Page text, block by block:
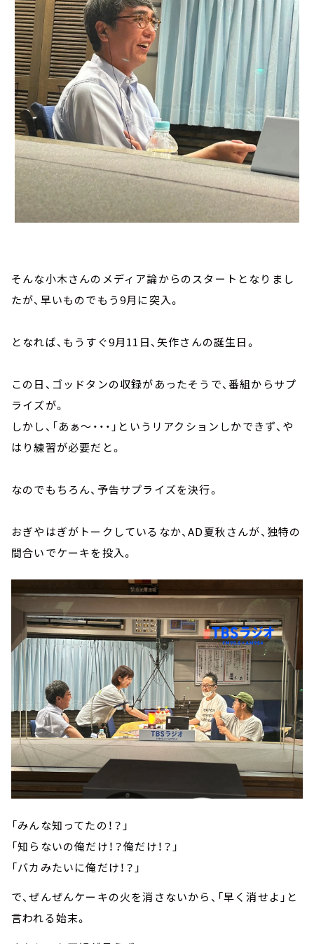
そんな小木さんのメディア論からのスタートとなりまし
たが、早いものでもう9月に突入。
となれば、もうすぐ9月11日、矢作さんの誕生日。
この日、ゴッドタンの収録があったそうで、番組からサプ
ライズが。
しかし、「あぁ～・・・」というリアクションしかできず、や
はり練習が必要だと。
なのでもちろん、予告サプライズを決行。
おぎやはぎがトークしているなか、AD夏秋さんが、独特の
間合いでケーキを投入。
「みんな知ってたの！？」
「知らないの俺だけ！？俺だけ！？」
「バカみたいに俺だけ！？」
で、ぜんぜんケーキの火を消さないから、「早く消せよ」と
言われる始末。